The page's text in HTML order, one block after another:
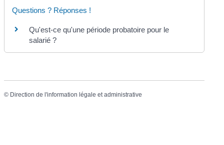
Questions ? Réponses !
Qu'est-ce qu'une période probatoire pour le
salarié ?
© Direction de l'information légale et administrative